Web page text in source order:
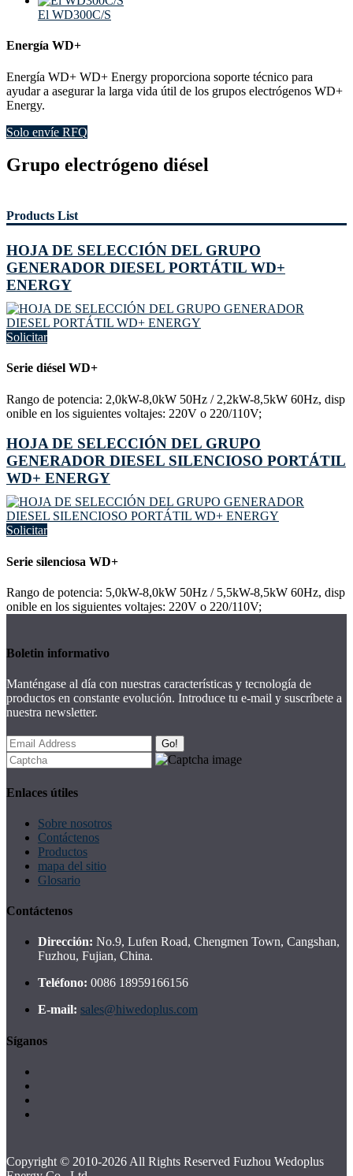
El WD300C/S
Energía WD+
Energía WD+ WD+ Energy proporciona soporte técnico para
ayudar a asegurar la larga vida útil de los grupos electrógenos WD+
Energy.
Solo envíe RFQ
Grupo electrógeno diésel
Products List
HOJA DE SELECCIÓN DEL GRUPO
GENERADOR DIESEL PORTÁTIL WD+
ENERGY
Solicitar
Serie diésel WD+
Rango de potencia: 2,0kW-8,0kW 50Hz / 2,2kW-8,5kW 60Hz, disp
onible en los siguientes voltajes: 220V o 220/110V;
HOJA DE SELECCIÓN DEL GRUPO
GENERADOR DIESEL SILENCIOSO PORTÁTIL
WD+ ENERGY
Solicitar
Serie silenciosa WD+
Rango de potencia: 5,0kW-8,0kW 50Hz / 5,5kW-8,5kW 60Hz, disp
onible en los siguientes voltajes: 220V o 220/110V;
Boletin informativo
Manténgase al día con nuestras características y tecnología de
productos en constante evolución. Introduce tu e-mail y suscríbete a
nuestra newsletter.
Go!
Enlaces útiles
Sobre nosotros
Contáctenos
Productos
mapa del sitio
Glosario
Contáctenos
Dirección: No.9, Lufen Road, Chengmen Town, Cangshan,
Fuzhou, Fujian, China.
Teléfono: 0086 18959166156
E-mail: sales@hiwedoplus.com
Síganos
Copyright © 2010-2026 All Rights Reserved Fuzhou Wedoplus